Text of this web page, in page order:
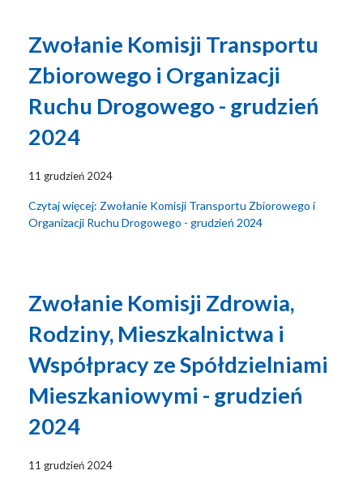
Zwołanie Komisji Transportu
Zbiorowego i Organizacji
Ruchu Drogowego - grudzień
2024
11 grudzień 2024
Czytaj więcej: Zwołanie Komisji Transportu Zbiorowego i
Organizacji Ruchu Drogowego - grudzień 2024
Zwołanie Komisji Zdrowia,
Rodziny, Mieszkalnictwa i
Współpracy ze Spółdzielniami
Mieszkaniowymi - grudzień
2024
11 grudzień 2024